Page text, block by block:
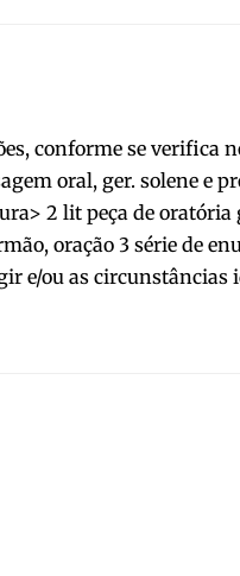
conforme se verifica
oral, ger. solene e
2 lit peça de
oração 3 série de
e/ou as